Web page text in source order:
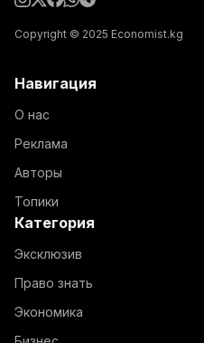
Copyright © 2025 Economist.kg
Навигация
О нас
Реклама
Авторы
Топики
Категория
Эксклюзив
Право знать
Экономика